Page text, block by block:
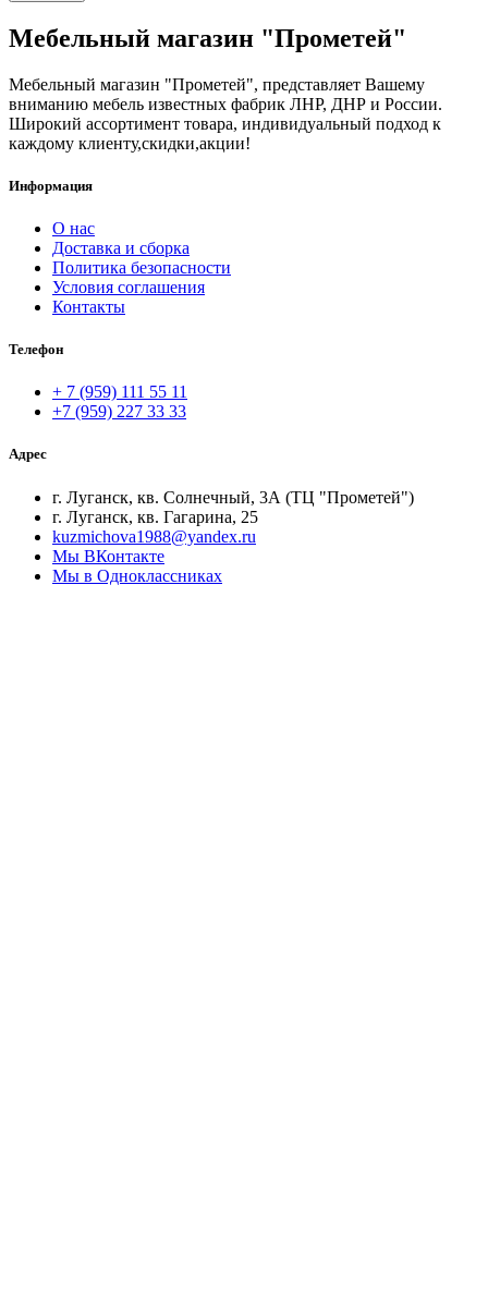
Мебельный магазин "Прометей"
Мебельный магазин "Прометей", представляет Вашему
вниманию мебель известных фабрик ЛНР, ДНР и России.
Широкий ассортимент товара, индивидуальный подход к
каждому клиенту,скидки,акции!
Информация
О нас
Доставка и сборка
Политика безопасности
Условия соглашения
Контакты
Телефон
+ 7 (959) 111 55 11
+7 (959) 227 33 33
Адрес
г. Луганск, кв. Солнечный, 3А (ТЦ "Прометей")
г. Луганск, кв. Гагарина, 25
kuzmichova1988@yandex.ru
Мы ВКонтакте
Мы в Одноклассниках